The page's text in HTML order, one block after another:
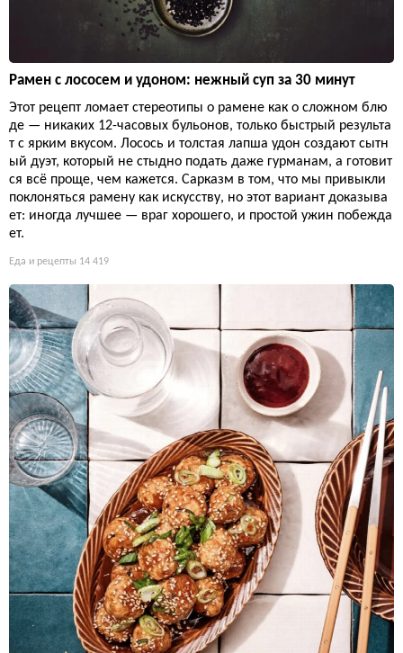
Рамен с лососем и удоном: нежный суп за 30 минут
Этот рецепт ломает стереотипы о рамене как о сложном блю
де — никаких 12-часовых бульонов, только быстрый результа
т с ярким вкусом. Лосось и толстая лапша удон создают сытн
ый дуэт, который не стыдно подать даже гурманам, а готовит
ся всё проще, чем кажется. Сарказм в том, что мы привыкли
поклоняться рамену как искусству, но этот вариант доказыва
ет: иногда лучшее — враг хорошего, и простой ужин побежда
ет.
Еда и рецепты 14 419